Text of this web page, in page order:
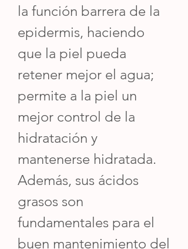
la función barrera de la
epidermis, haciendo
que la piel pueda
retener mejor el agua;
permite a la piel un
mejor control de la
hidratación y
mantenerse hidratada.
Además, sus ácidos
grasos son
fundamentales para el
buen mantenimiento del